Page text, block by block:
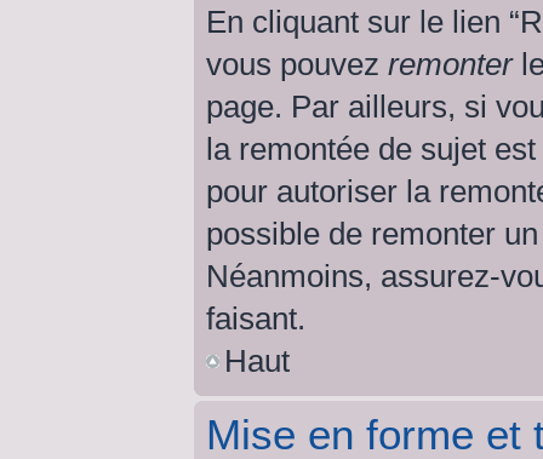
En cliquant sur le lien
vous pouvez remonter
page. Par ailleurs, si
la remontée de sujet
pour autoriser la
possible de remonter
Néanmoins, assurez-
faisant.
Haut
Mise en forme et